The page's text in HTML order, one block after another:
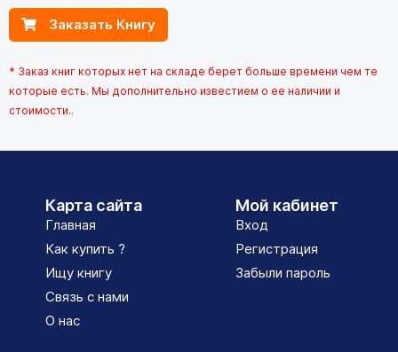
Заказать Книгу
* Заказ книг которых нет на складе берет больше времени чем те
которые есть. Мы дополнительно известием о ее наличии и
стоимости..
Карта сайта
Главная
Как купить ?
Ищу книгу
Связь с нами
О нас
Мой кабинет
Вход
Регистрация
Забыли пароль